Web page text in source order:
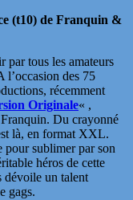
(t10) de Franquin &
par tous les amateurs
l’occasion des 75
récemment
Originale« ,
Du crayonné
là, en format XXL.
pour sublimer par son
héros de cette
dévoile un talent
gags.